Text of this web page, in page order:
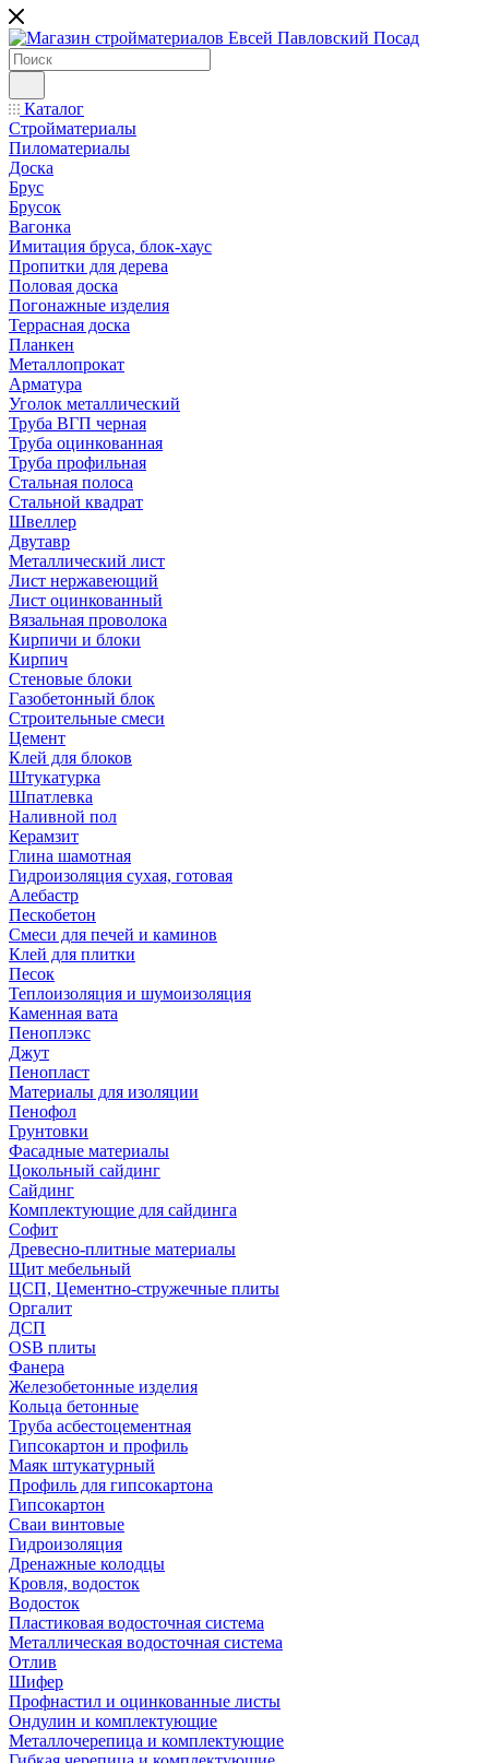
Каталог
Стройматериалы
Пиломатериалы
Доска
Брус
Брусок
Вагонка
Имитация бруса, блок-хаус
Пропитки для дерева
Половая доска
Погонажные изделия
Террасная доска
Планкен
Металлопрокат
Арматура
Уголок металлический
Труба ВГП черная
Труба оцинкованная
Труба профильная
Стальная полоса
Стальной квадрат
Швеллер
Двутавр
Металлический лист
Лист нержавеющий
Лист оцинкованный
Вязальная проволока
Кирпичи и блоки
Кирпич
Стеновые блоки
Газобетонный блок
Строительные смеси
Цемент
Клей для блоков
Штукатурка
Шпатлевка
Наливной пол
Керамзит
Глина шамотная
Гидроизоляция сухая, готовая
Алебастр
Пескобетон
Смеси для печей и каминов
Клей для плитки
Песок
Теплоизоляция и шумоизоляция
Каменная вата
Пеноплэкс
Джут
Пенопласт
Материалы для изоляции
Пенофол
Грунтовки
Фасадные материалы
Цокольный сайдинг
Сайдинг
Комплектующие для сайдинга
Софит
Древесно-плитные материалы
Щит мебельный
ЦСП, Цементно-стружечные плиты
Оргалит
ДСП
OSB плиты
Фанера
Железобетонные изделия
Кольца бетонные
Труба асбестоцементная
Гипсокартон и профиль
Маяк штукатурный
Профиль для гипсокартона
Гипсокартон
Сваи винтовые
Гидроизоляция
Дренажные колодцы
Кровля, водосток
Водосток
Пластиковая водосточная система
Металлическая водосточная система
Отлив
Шифер
Профнастил и оцинкованные листы
Ондулин и комплектующие
Металлочерепица и комплектующие